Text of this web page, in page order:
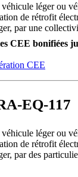
léger ou
de rétrofit
par une
CEE bonifiées
CEE
EQ-117
léger ou
de rétrofit
par des